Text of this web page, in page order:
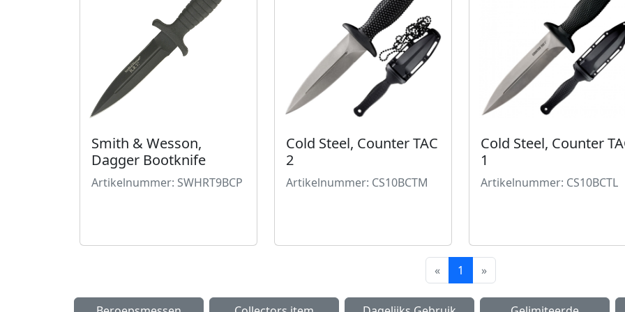
Smith & Wesson,
Dagger Bootknife
Artikelnummer: SWHRT9BCP
Cold Steel, Counter TAC
2
Artikelnummer: CS10BCTM
Cold Steel, Counter
1
Artikelnummer: CS10BCTL
« 1 »